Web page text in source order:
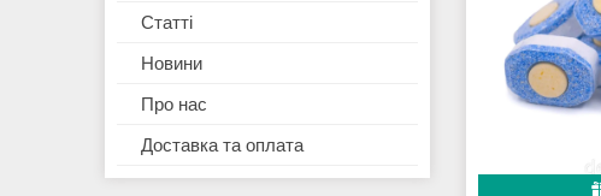
Статті
Новини
Про нас
Доставка та оплата